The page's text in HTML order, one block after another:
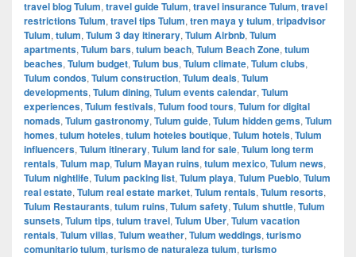
travel blog Tulum, travel guide Tulum, travel insurance Tulum, travel
restrictions Tulum, travel tips Tulum, tren maya y tulum, tripadvisor
Tulum, tulum, Tulum 3 day itinerary, Tulum Airbnb, Tulum
apartments, Tulum bars, tulum beach, Tulum Beach Zone, tulum
beaches, Tulum budget, Tulum bus, Tulum climate, Tulum clubs,
Tulum condos, Tulum construction, Tulum deals, Tulum
developments, Tulum dining, Tulum events calendar, Tulum
experiences, Tulum festivals, Tulum food tours, Tulum for digital
nomads, Tulum gastronomy, Tulum guide, Tulum hidden gems, Tulum
homes, tulum hoteles, tulum hoteles boutique, Tulum hotels, Tulum
influencers, Tulum itinerary, Tulum land for sale, Tulum long term
rentals, Tulum map, Tulum Mayan ruins, tulum mexico, Tulum news,
Tulum nightlife, Tulum packing list, Tulum playa, Tulum Pueblo, Tulum
real estate, Tulum real estate market, Tulum rentals, Tulum resorts,
Tulum Restaurants, tulum ruins, Tulum safety, Tulum shuttle, Tulum
sunsets, Tulum tips, tulum travel, Tulum Uber, Tulum vacation
rentals, Tulum villas, Tulum weather, Tulum weddings, turismo
comunitario tulum, turismo de naturaleza tulum, turismo